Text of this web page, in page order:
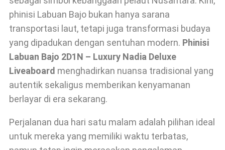
phinisi Labuan Bajo bukan hanya sarana
transportasi laut, tetapi juga transformasi budaya
yang dipadukan dengan sentuhan modern. Phinisi
Labuan Bajo 2D1N – Luxury Nadia Deluxe
Liveaboard menghadirkan nuansa tradisional yang
autentik sekaligus memberikan kenyamanan
berlayar di era sekarang.
Perjalanan dua hari satu malam adalah pilihan ideal
untuk mereka yang memiliki waktu terbatas,